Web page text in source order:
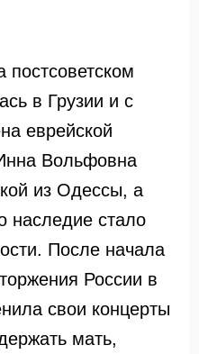
постсоветском
в Грузии и с
еврейской
Вольфовна
из Одессы, а
стало
После начала
России в
свои концерты
мать,